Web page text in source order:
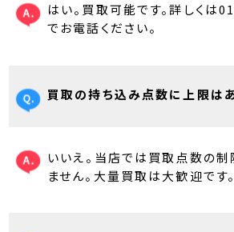
はい。買取可能です。詳しく
でお電話ください。
買取の持ち込み点数に上限は
いいえ。当店では買取点数の制
ません。大量買取は大歓迎です。